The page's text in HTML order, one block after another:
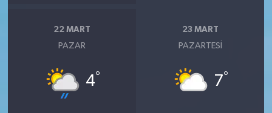
22 MART
PAZAR
4°
23 MART
PAZARTESI
7°